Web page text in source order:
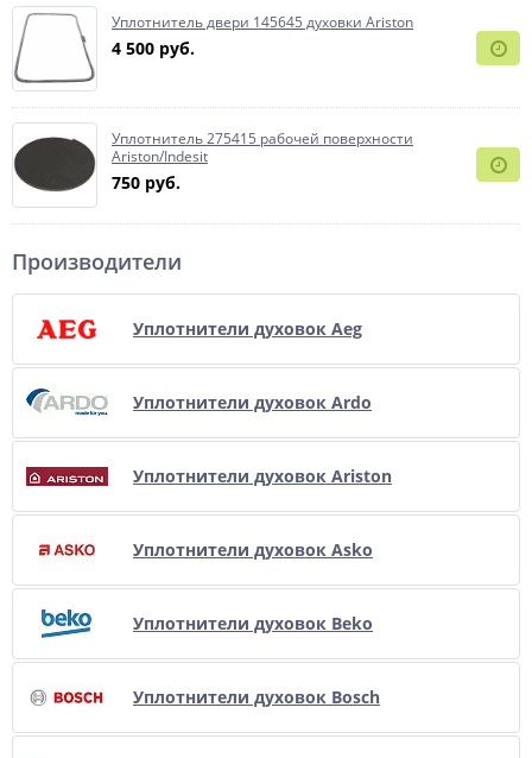
Уплотнитель двери 145645 духовки Ariston
4 500 руб.
Уплотнитель 275415 рабочей поверхности
Ariston/Indesit
750 руб.
Производители
Уплотнители духовок Aeg
Уплотнители духовок Ardo
Уплотнители духовок Ariston
Уплотнители духовок Asko
Уплотнители духовок Beko
Уплотнители духовок Bosch